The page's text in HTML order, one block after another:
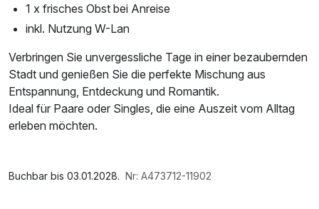
1 x frisches Obst bei Anreise
inkl. Nutzung W-Lan
Verbringen Sie unvergessliche Tage in einer bezaubernden
Stadt und genießen Sie die perfekte Mischung aus
Entspannung, Entdeckung und Romantik.
Ideal für Paare oder Singles, die eine Auszeit vom Alltag
erleben möchten.
Buchbar bis 03.01.2028. Nr: A473712-11902